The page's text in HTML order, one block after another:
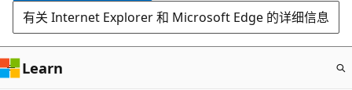
有关 Internet Explorer 和 Microsoft Edge 的详细信息
Learn